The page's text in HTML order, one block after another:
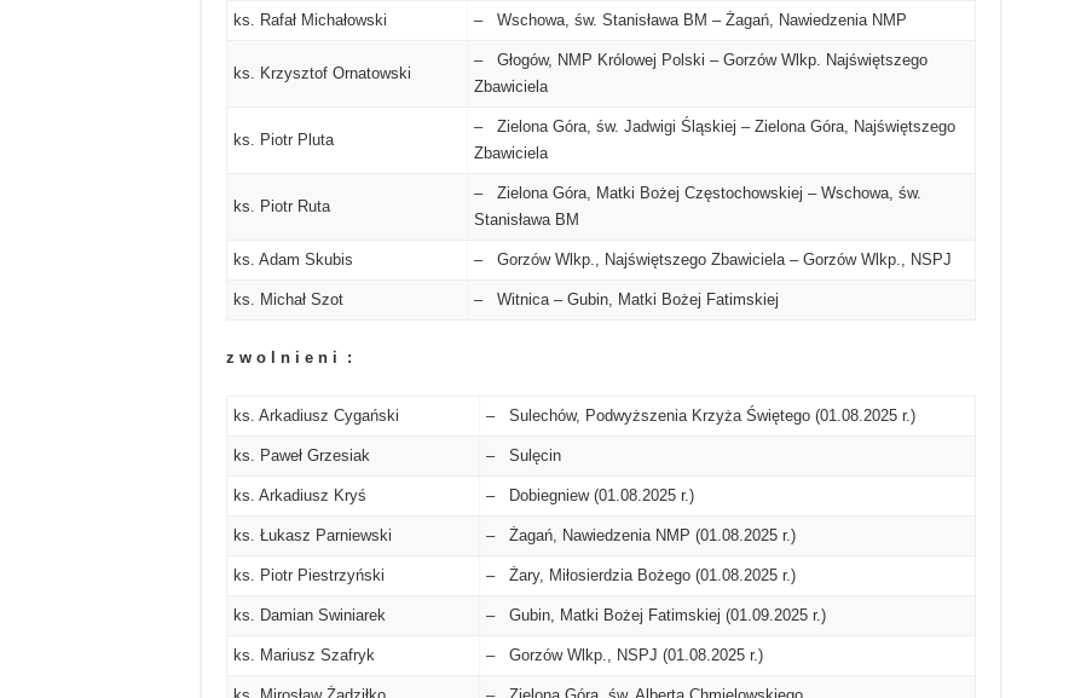
ks. Rafał Michałowski – Wschowa, św. Stanisława BM – Żagań, Nawiedzenia NMP
ks. Krzysztof Ornatowski
– Głogów, NMP Królowej Polski – Gorzów Wlkp. Najświętszego
Zbawiciela
ks. Piotr Pluta
– Zielona Góra, św. Jadwigi Śląskiej – Zielona Góra, Najświętszego
Zbawiciela
ks. Piotr Ruta
– Zielona Góra, Matki Bożej Częstochowskiej – Wschowa, św.
Stanisława BM
ks. Adam Skubis – Gorzów Wlkp., Najświętszego Zbawiciela – Gorzów Wlkp., NSPJ
ks. Michał Szot – Witnica – Gubin, Matki Bożej Fatimskiej
z w o l n i e n i :
ks. Arkadiusz Cygański – Sulechów, Podwyższenia Krzyża Świętego (01.08.2025 r.)
ks. Paweł Grzesiak – Sulęcin
ks. Arkadiusz Kryś – Dobiegniew (01.08.2025 r.)
ks. Łukasz Parniewski – Żagań, Nawiedzenia NMP (01.08.2025 r.)
ks. Piotr Piestrzyński – Żary, Miłosierdzia Bożego (01.08.2025 r.)
ks. Damian Swiniarek – Gubin, Matki Bożej Fatimskiej (01.09.2025 r.)
ks. Mariusz Szafryk – Gorzów Wlkp., NSPJ (01.08.2025 r.)